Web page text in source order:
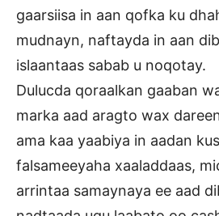
gaarsiisa in aan qofka ku
mudnayn, naftayda in aan
islaantaas sabab u noqotay.
Dulucda qoraalkan gaaban
marka aad aragto wax
ama kaa yaabiya in aadan
falsameeyaha xaaladdaas,
arrintaa samaynaya ee aad